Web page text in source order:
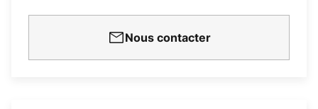
Nous contacter